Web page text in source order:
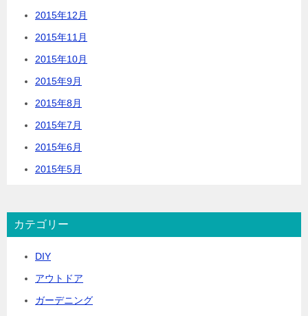
2015年12月
2015年11月
2015年10月
2015年9月
2015年8月
2015年7月
2015年6月
2015年5月
カテゴリー
DIY
アウトドア
ガーデニング